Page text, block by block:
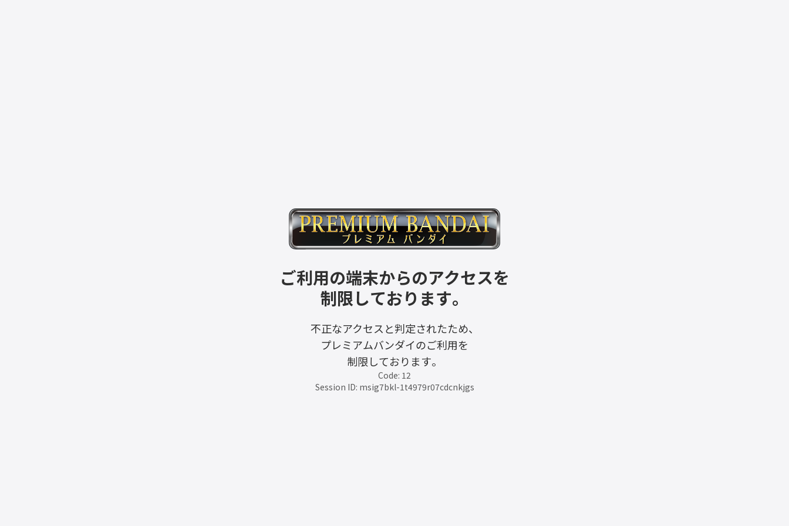
ご利用の端末からのアクセスを
制限しております。
不正なアクセスと判定されたため、
プレミアムバンダイのご利用を
制限しております。
Code: 12
Session ID: msig7bkl-1t4979r07cdcnkjgs